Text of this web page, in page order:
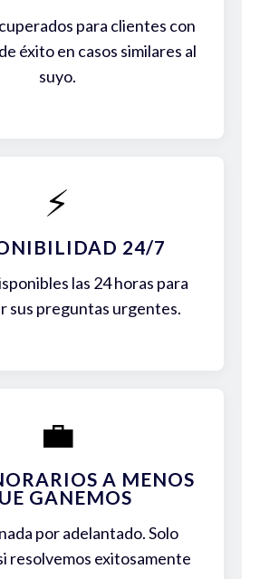
para clientes con
éxito en casos similares al
suyo.
⚡
24/7
las 24 horas para
sus preguntas urgentes.
💼
A MENOS
GANEMOS
por adelantado. Solo
resolvemos exitosamente